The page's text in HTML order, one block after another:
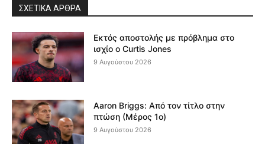
ΣΧΕΤΙΚΆ ΆΡΘΡΑ
Εκτός αποστολής με πρόβλημα στο
ισχίο ο Curtis Jones
9 Αυγούστου 2026
Aaron Briggs: Από τον τίτλο στην
πτώση (Μέρος 1ο)
9 Αυγούστου 2026